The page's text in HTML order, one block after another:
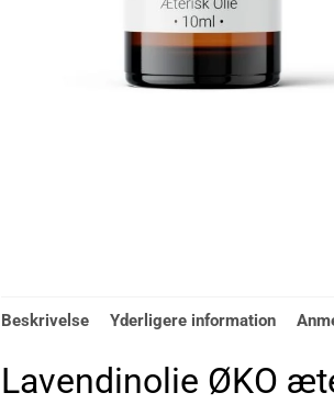
Beskrivelse Yderligere information
Lavendinolie ØKO